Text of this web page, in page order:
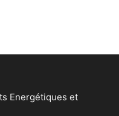
Energétiques et